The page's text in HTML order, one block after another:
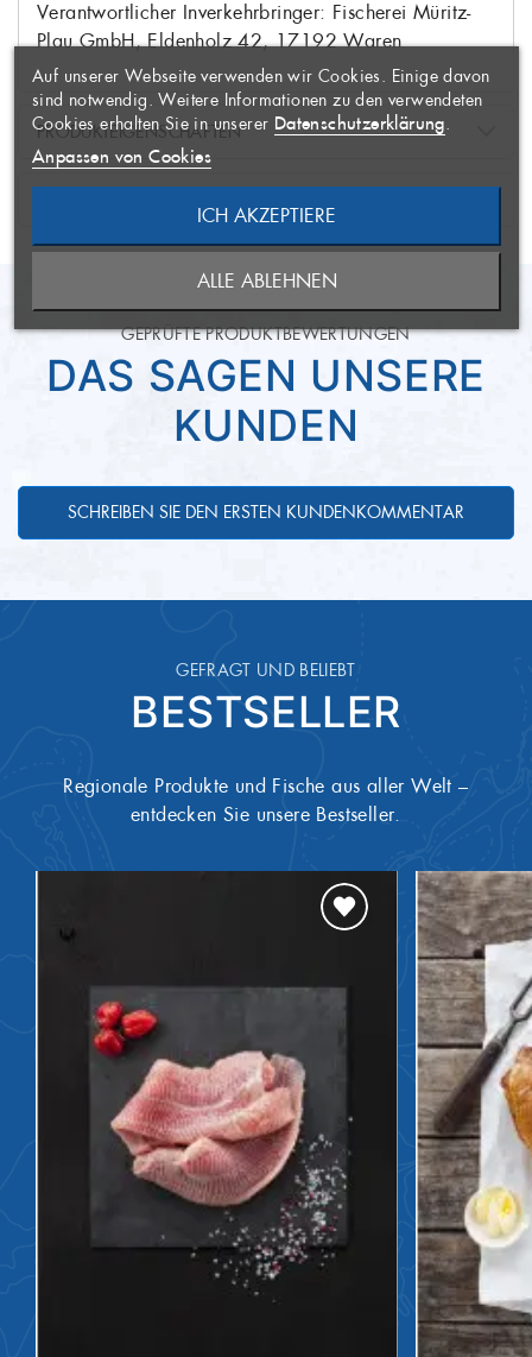
Verantwortlicher Inverkehrbringer: Fischerei Müritz-
Plau GmbH, Eldenholz 42, 17192 Waren
PRODUKTEIGENSCHAFTEN
Produktzustand
aufgetaut nach Hause
geliefert
aus Mecklenburg-
Vorpommern
Die Lieferung erfolgt gut
gekühlt.
Verpackungsart Artikel ist vakuumverpackt.
Mindesthaltbarkeit 5 Tage
Artikel-Nummer ONL10314
994 kJ/236 kcal
3,90 g
davon Zucker 0,80 g
Allergene
Milch und daraus gewonnene
Erzeugnisse (einschließlich Laktose)
GEPRÜFTE PRODUKTBEWERTUNGEN
DAS SAGEN UNSERE
KUNDEN
SCHREIBEN SIE DEN ERSTEN KUNDENKOMMENTAR
GEFRAGT UND BELIEBT
BESTSELLER
Regionale Produkte und Fische aus aller Welt –
entdecken Sie unsere Bestseller.
AUF MEINE
WUNSCHLISTE
×
ERSTELLEN
×
Name der Wunschliste
ABBRECHEN
WUNSCHLISTE ERSTELLEN
ANMELDEN ×
Sie müssen angemeldet sein, um
Artikel Ihrer Wunschliste
hinzufügen zu können.
ABBRECHEN
ANMELDEN
Auf unserer Webseite verwenden wir Cookies. Einige davon
sind notwendig. Weitere Informationen zu den verwendeten
Cookies erhalten Sie in unserer Datenschutzerklärung
Anpassen von Cookies
ALLE ABLEHNEN
ICH AKZEPTIERE